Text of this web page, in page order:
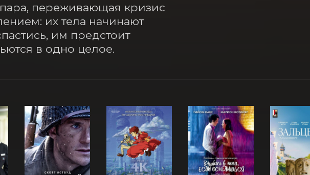
переживающая кризис
их тела начинают
им предстоит
в одно целое.